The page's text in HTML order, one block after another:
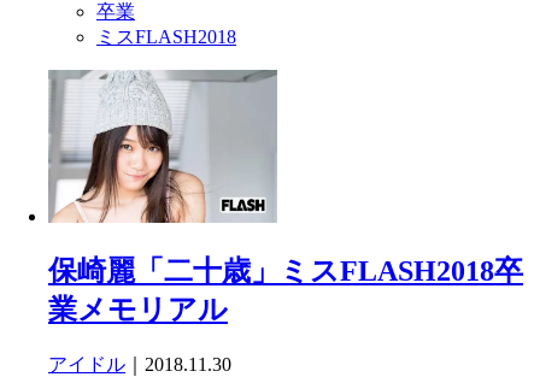
卒業
ミスFLASH2018
保崎麗「二十歳」ミスFLASH2018卒
業メモリアル
アイドル ｜2018.11.30